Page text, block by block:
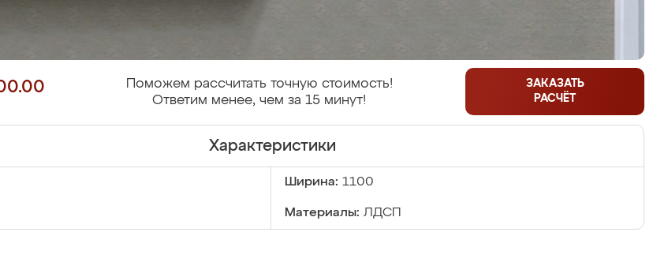
Поможем рассчитать точную стоимость!
Ответим менее, чем за 15 минут!
ЗАКАЗАТЬ
РАСЧЁТ
Характеристики
Ширина: 1100
Материалы: ЛДСП